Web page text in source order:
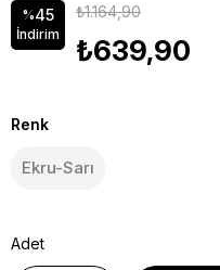
%45
İndirim
₺1.164,90
₺639,90
Renk
Ekru-Sarı
Adet